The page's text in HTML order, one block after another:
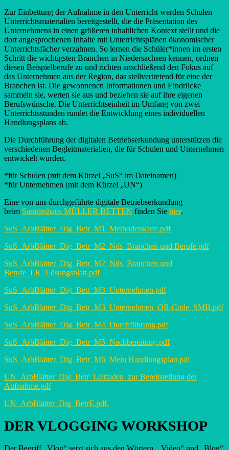
Zur Einbettung der Aufnahme in den Unterricht werden Schulen
Unterrichtsmaterialien bereitgestellt, die die Präsentation des
Unternehmens in einen größeren inhaltlichen Kontext stellt und die
dort angesprochenen Inhalte mit Unterrichtsplänen ökonomischer
Unterrichtsfächer verzahnen. So lernen die Schüler*innen im ersten
Schritt die wichtigsten Branchen in Niedersachsen kennen, ordnen
diesen Beispielberufe zu und richten anschließend den Fokus auf
das Unternehmen aus der Region, das stellvertretend für eine der
Branchen ist. Die gewonnenen Informationen und Eindrücke
sammeln sie, werten sie aus und beziehen sie auf ihre eigenen
Berufswünsche. Die Unterrichtseinheit im Umfang von zwei
Unterrichtsstunden rundet die Entwicklung eines individuellen
Handlungsplans ab.
Die Durchführung der digitalen Betriebserkundung unterstützen die
verschiedenen Begleitmaterialien, die für Schulen und Unternehmen
entwickelt wurden.
*für Schulen (mit dem Kürzel „SuS“ im Dateinamen)
*für Unternehmen (mit dem Kürzel „UN“)
Eine von uns durchgeführte digitale Betriebserkundung
beim Sanitätshaus MÜLLER BETTEN finden Sie hier.
SuS_ArbBlätter_Dig_Betr_M1_Methodenkarte.pdf
SuS_ArbBlätter_Dig_Betr_M2_Nds_Branchen und Berufe.pdf
SuS_ArbBlätter_Dig_Betr_M2_Nds_Branchen und
Berufe_LK_Lösungsblatt.pdf
SuS_ArbBlätter_Dig_Betr_M3_Unternehmen.pdf
SuS_ArbBlätter_Dig_Betr_M3_Unternehmen_QR-Code_SMB.pdf
SuS_ArbBlätter_Dig_Betr_M4_Durchführung.pdf
SuS_ArbBlätter_Dig_Betr_M5_Nachbereitung.pdf
SuS_ArbBlätter_Dig_Betr_M6_Mein Handlungsplan.pdf
UN_ArbBlätter_Dig_Betr_Leitfaden_zur Bereitstellung der
Aufnahme.pdf
UN_ArbBlätter_Dig_BetrE.pdf.
DER VLOGGING WORKSHOP
Der Begriff „Vlog“ setzt sich aus den Wörtern „Video“ und „Blog“